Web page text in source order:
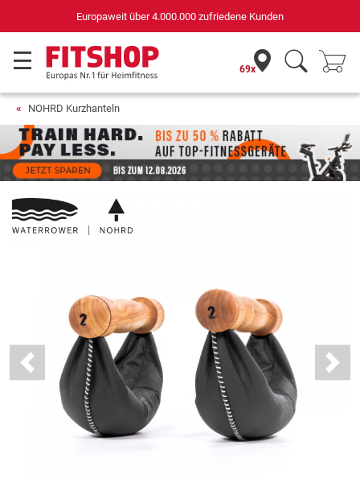
für Sportgeräte (n-tv+DISQ 2016-2024)
69x
NOHRD Kurzhanteln
Previous Next